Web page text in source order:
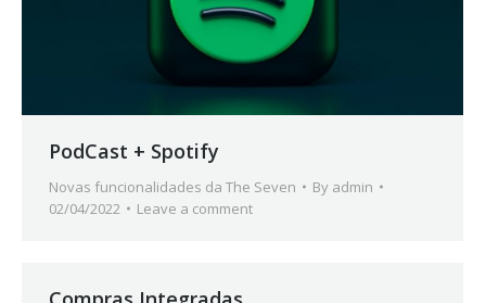
PodCast + Spotify
Novas funcionalidades da The Seven By admin
02/04/2022
Leave a comment